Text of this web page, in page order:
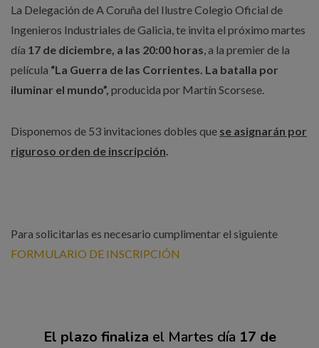
La Delegación de A Coruña del Ilustre Colegio Oficial de
Ingenieros Industriales de Galicia, te invita el próximo martes
día 17 de diciembre, a las 20:00 horas, a la premier de la
película “La Guerra de las Corrientes. La batalla por
iluminar el mundo”, producida por Martín Scorsese.
Disponemos de 53 invitaciones dobles que se asignarán por
riguroso orden de inscripción.
Para solicitarlas es necesario cumplimentar el siguiente
FORMULARIO DE INSCRIPCIÓN
El plazo finaliza el Martes día 17 de